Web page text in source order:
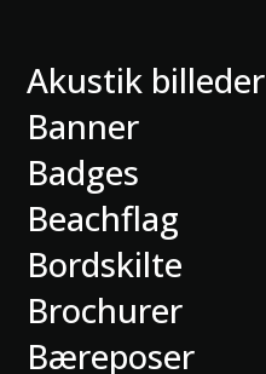
Akustik billeder
Banner
Badges
Beachflag
Bordskilte
Brochurer
Bæreposer